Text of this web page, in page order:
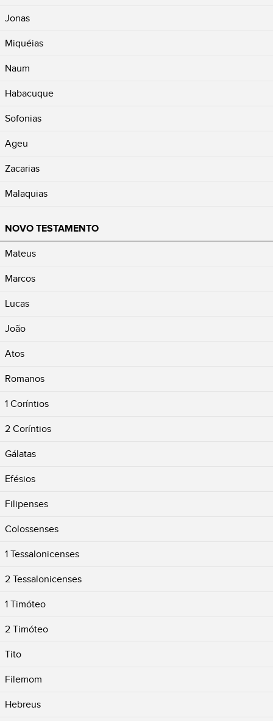
Jonas
Miquéias
Naum
Habacuque
Sofonias
Ageu
Zacarias
Malaquias
NOVO TESTAMENTO
Mateus
Marcos
Lucas
João
Atos
Romanos
1 Coríntios
2 Coríntios
Gálatas
Efésios
Filipenses
Colossenses
1 Tessalonicenses
2 Tessalonicenses
1 Timóteo
2 Timóteo
Tito
Filemom
Hebreus